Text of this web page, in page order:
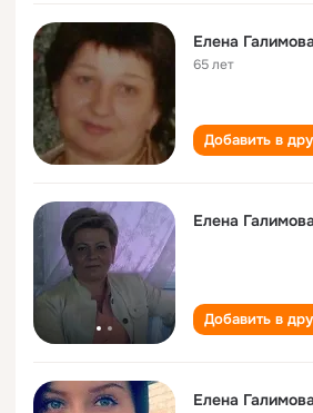
Елена Галимова
65 лет
Добавить в
Елена Галимова
Добавить в
Елена Галимова